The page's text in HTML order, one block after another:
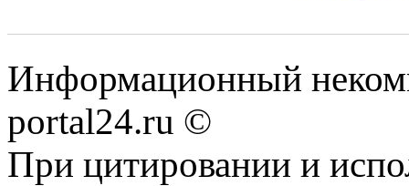
Информационный
portal24.ru ©
При цитировании и